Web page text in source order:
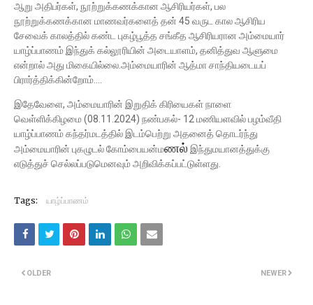
ஆறு அதிபர்கள், நூற்றுக்கணக்கான ஆசிரியர்கள், பல
நூற்றுக்கணக்கான மாணவர்களைத் தன் 45 வருட கால ஆசிரிய
சேவைக் காலத்தில் கண்ட புகழ்பூத்த சங்கீத ஆசிரியரான அம்மையார்
யாழ்ப்பாணம் இந்துக் கல்லூரியின் அடையாளம், தனித்துவ ஆளுமை
என்றால் அது மிகையில்லை.அம்மையாரின் ஆத்மா சாந்தியடையப்
பிரார்த்திக்கின்றோம்....
இதேவேளை, அம்மையாரின் இறுதிக் கிரியைகள் நாளை
வெள்ளிக்கிழமை (08.11.2024) நண்பகல்- 12 மணியளவில் பழம்வீதி
யாழ்ப்பாணம் கந்தர்மடத்தில் இடம்பெற்று அதனைத் தொடர்ந்து
அம்மையாரின் புகழுடல் கோம்பையன்மணல் இந்துமயானத்துக்கு
எடுத்துச் செல்லப்படுமெனவும் அறிவிக்கப்பட்டுள்ளது.
Tags: யாழ்ப்பாணம்
NEWER
OLDER